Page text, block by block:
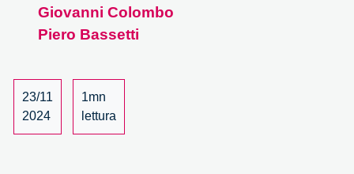
Giovanni Colombo
Piero Bassetti
23/11
2024
1mn
lettura